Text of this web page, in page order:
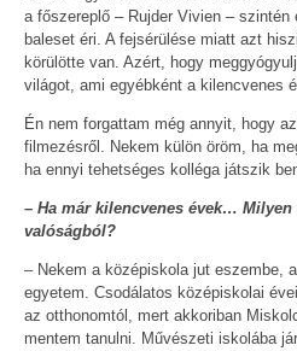
a főszereplő – Rujder Vivien –
baleset éri. A fejsérülése miatt azt
körülötte van. Azért, hogy
világot, ami egyébként a kilencvenes
Én nem forgattam még annyit, hogy
filmezésről. Nekem külön öröm, ha
ha ennyi tehetséges kolléga játszik
– Ha már kilencvenes évek…
valóságból?
– Nekem a középiskola jut eszembe,
egyetem. Csodálatos középiskolai
az otthonomtól, mert akkoriban
mentem tanulni. Művészeti iskolába